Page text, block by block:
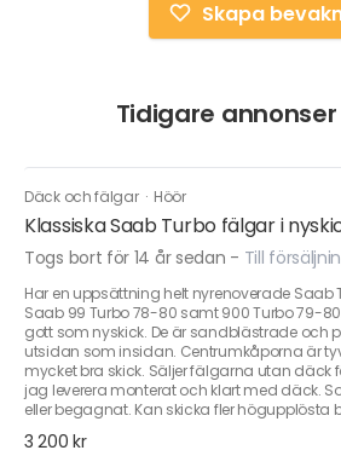
Skapa
Tidigare
Däck och fälgar · Höör
Klassiska Saab Turbo fälgar i
Togs bort för 14 år sedan - Till
Har en uppsättning helt nyrenoverade Saab
Saab 99 Turbo 78-80 samt 900 Turbo 79-
gott som nyskick. De är sandblästrade och
utsidan som insidan. Centrumkåporna är
mycket bra skick. Säljer fälgarna utan däck
jag leverera monterat och klart med däck.
eller begagnat. Kan skicka fler högupplösta
3 200 kr